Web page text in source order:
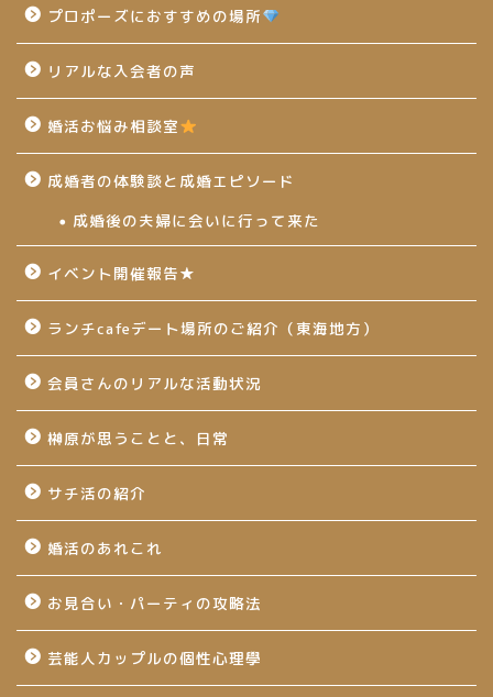
プロポーズにおすすめの場所
リアルな入会者の声
婚活お悩み相談室
成婚者の体験談と成婚エピソード
成婚後の夫婦に会いに行って来た
イベント開催報告★
ランチcafeデート場所のご紹介（東海地方）
会員さんのリアルな活動状況
榊原が思うことと、日常
サチ活の紹介
婚活のあれこれ
お見合い・パーティの攻略法
芸能人カップルの個性心理學